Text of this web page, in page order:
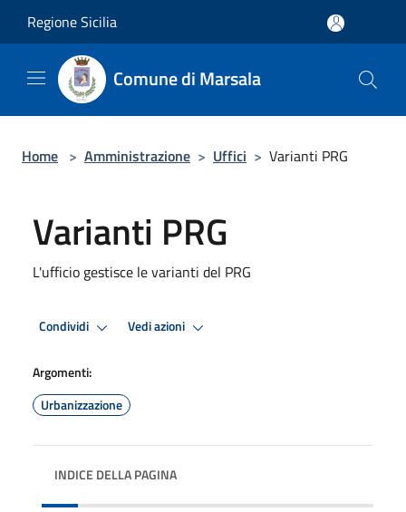
Regione Sicilia
Comune di Marsala
Home > Amministrazione > Uffici > Varianti PRG
Varianti PRG
L'ufficio gestisce le varianti del PRG
Condividi Vedi azioni
Argomenti:
Urbanizzazione
INDICE DELLA PAGINA